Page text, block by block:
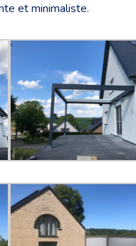
et minimaliste.